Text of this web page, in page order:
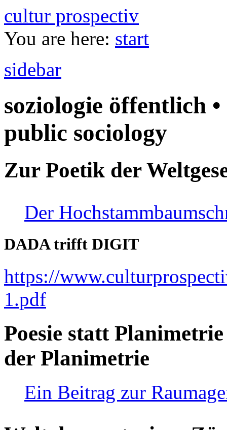
cultur prospectiv
You are here: start
sidebar
soziologie öffentlich
public sociology
Zur Poetik der
Der
DADA trifft DIGIT
https://
1.pdf
Poesie statt
der Planimetrie
Ein Beitrag zur